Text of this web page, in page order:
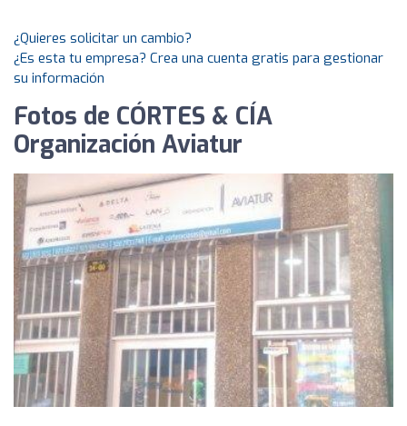
¿Quieres solicitar un cambio?
¿Es esta tu empresa? Crea una cuenta gratis para gestionar
su información
Fotos de CÓRTES & CÍA
Organización Aviatur